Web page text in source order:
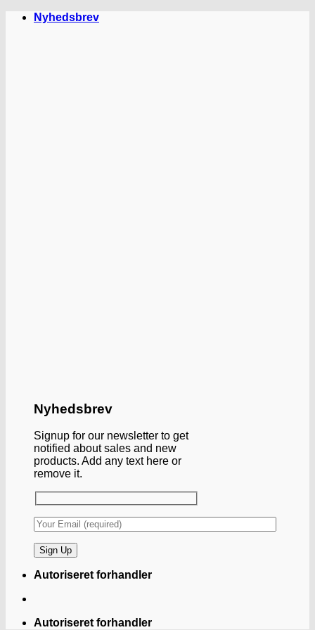
FortsætNyhedsbrev
Nyhedsbrev
Signup for our newsletter to get
notified about sales and new
products. Add any text here or
remove it.
Autoriseret forhandler
Autoriseret forhandler